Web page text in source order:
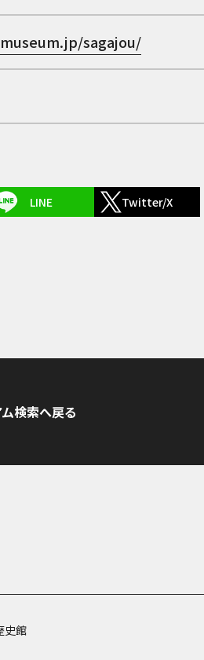
sagajou/
LINE Twitter/X
検索へ戻る
史館